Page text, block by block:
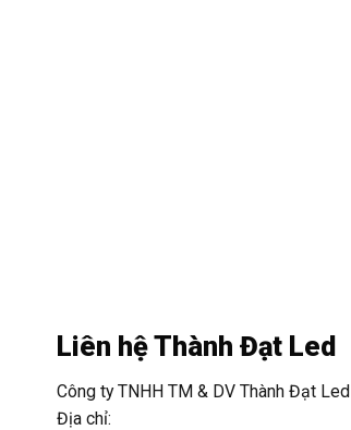
Liên hệ Thành Đạt Led
Công ty TNHH TM & DV Thành Đạt Led
Địa chỉ: